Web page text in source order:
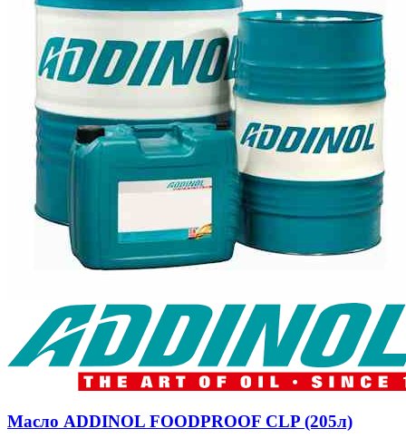
Масло ADDINOL FOODPROOF CLP (205л)